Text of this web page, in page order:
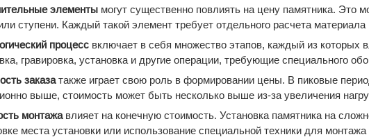
элементы могут существенно повлиять на цену памятника. Это
ступени. Каждый такой элемент требует отдельного расчета материала
процесс включает в себя множество этапов, каждый из которых
гравировка, установка и другие операции, требующие специального
заказатакже играет свою роль в формировании цены. В пиковые
выше, стоимость может быть несколько выше из-за увеличения
монтажавлияет на конечную стоимость. Установка памятника на
места установки или использование специальной техники для